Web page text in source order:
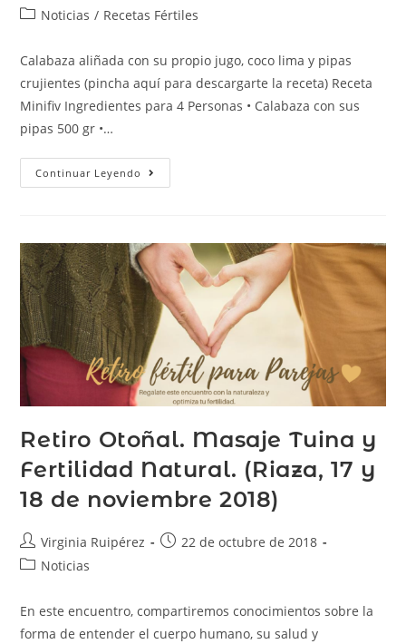
Noticias / Recetas Fértiles
Calabaza aliñada con su propio jugo, coco lima y pipas
crujientes (pincha aquí para descargarte la receta) Receta
Minifiv Ingredientes para 4 Personas • Calabaza con sus
pipas 500 gr •…
Continuar Leyendo
Retiro Otoñal. Masaje Tuina y
Fertilidad Natural. (Riaza, 17 y
18 de noviembre 2018)
Virginia Ruipérez
22 de octubre de 2018
Noticias
En este encuentro, compartiremos conocimientos sobre la
forma de entender el cuerpo humano, su salud y